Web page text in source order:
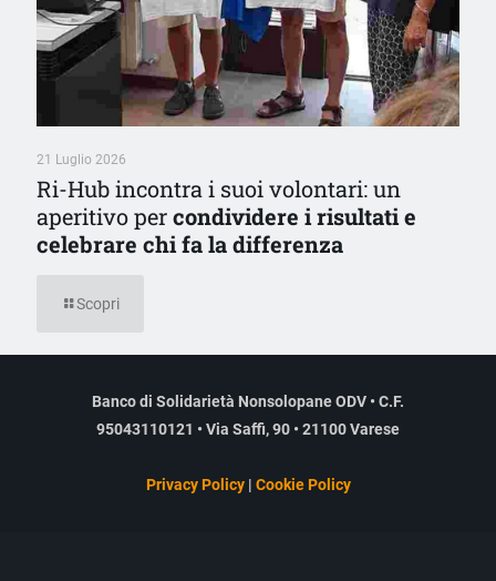
21 Luglio 2026
Ri-Hub incontra i suoi volontari: un
aperitivo percondividere i risultati e
celebrare chi fa la differenza
Scopri
Banco di Solidarietà Nonsolopane ODV • C.F.
95043110121 • Via Saffi, 90 • 21100 Varese
Privacy Policy| Cookie Policy